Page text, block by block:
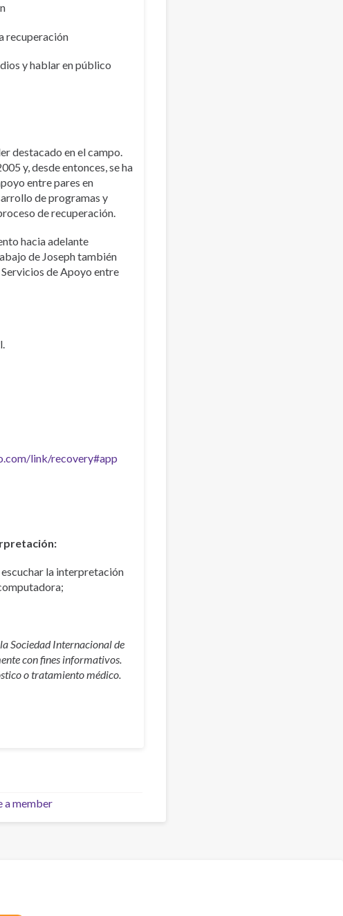
recuperación
y hablar en público
destacado en el campo.
y, desde entonces, se ha
entre pares en
de programas y
de recuperación.
hacia adelante
de Joseph también
de Apoyo entre
link/recovery#app
la interpretación
Sociedad Internacional de
con fines informativos.
o tratamiento médico.
a member